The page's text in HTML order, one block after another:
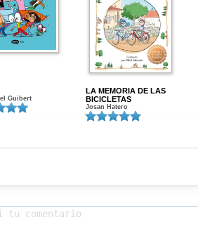
Guibert
LA MEMORIA DE LAS
BICICLETAS
Josan Hatero